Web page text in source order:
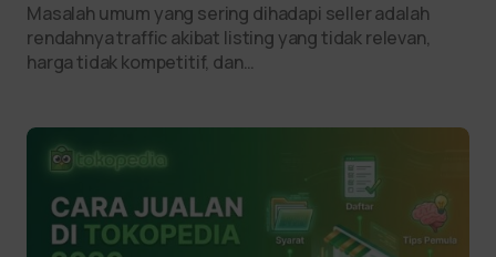
Masalah umum yang sering dihadapi seller adalah
rendahnya traffic akibat listing yang tidak relevan,
harga tidak kompetitif, dan…